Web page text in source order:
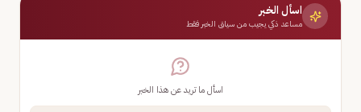
اسأل الخبر
مساعد ذكي يجيب من سياق الخبر فقط
اسأل ما تريد عن هذا الخبر